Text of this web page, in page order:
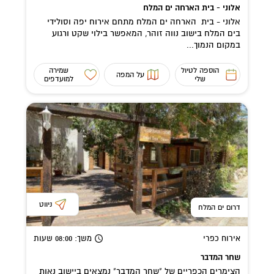
אלוני - בית הארחה ים המלח
אלוני - בית הארחה ים המלח מתחם אירוח יפה וסולידי
בים המלח בישוב נווה זוהר, המאפשר בילוי שקט ורגוע
במקום הנמוך...
הוספה לטיול
שלי
על המפה
שמירה
למועדפים
דרום ים המלח ניווט
אירוח כפרי משך: 08:00 שעות
שחר המדבר
הצימרים הכפריים של "שחר המדבר" נמצאים ביישוב נאות